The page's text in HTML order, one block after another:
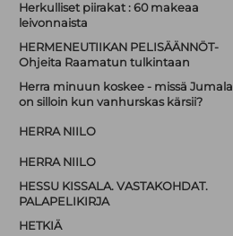
Herkulliset piirakat : 60 makeaa
leivonnaista
HERMENEUTIIKAN PELISÄÄNNÖT-
Ohjeita Raamatun tulkintaan
Herra minuun koskee - missä Jumala
on silloin kun vanhurskas kärsii?
HERRA NIILO
HERRA NIILO
HESSU KISSALA. VASTAKOHDAT.
PALAPELIKIRJA
HETKIÄ